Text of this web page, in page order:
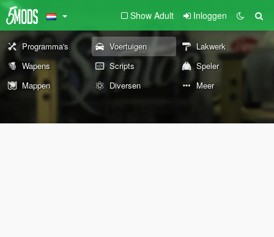
Show Adult Inloggen
Programma's Voertuigen
Lakwerk
Wapens
Scripts
Speler
Mappen
Diversen Meer